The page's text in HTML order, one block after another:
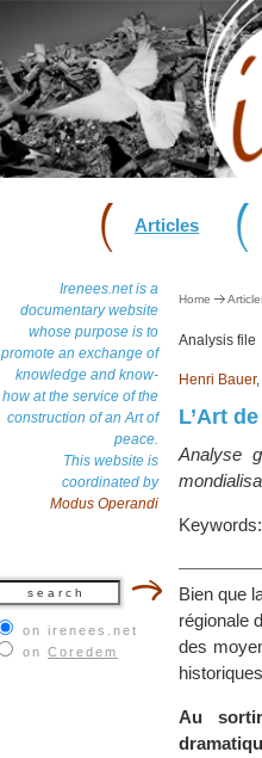
Articles
Irenees.net is a
documentary website
whose purpose is to
promote an exchange of
knowledge and know-
how at the service of the
construction of an Art of
peace.
This website is
coordinated by
Modus Operandi
on irenees.net
on Coredem
Home
Analysis file
Henri Bauer
L’Art
Analyse
Keywords:
Bien que
régionale
des
Au